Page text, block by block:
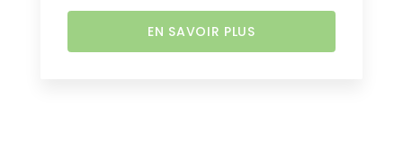
EN SAVOIR PLUS